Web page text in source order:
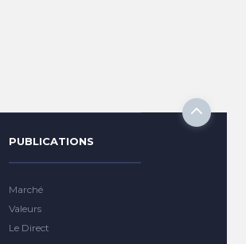
PUBLICATIONS
Marché
Valeurs
Le Direct